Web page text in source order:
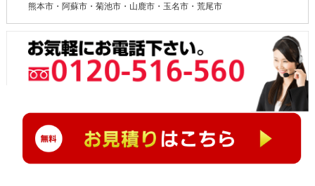
熊本市・阿蘇市・菊池市・山鹿市・玉名市・荒尾市